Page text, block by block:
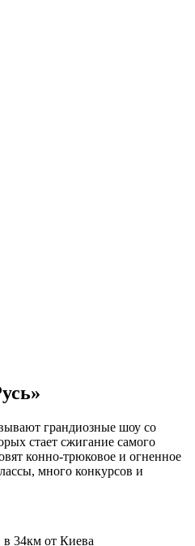
грандиозные шоу со
стает сжигание самого
конно-трюковое и огненное
много конкурсов и
в 34км от Киева